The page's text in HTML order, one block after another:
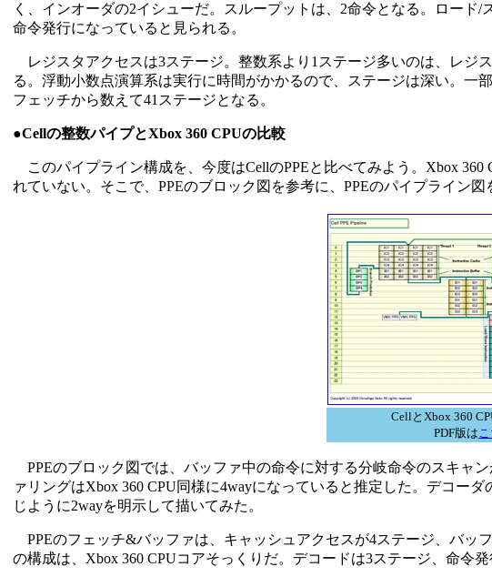
く、インオーダの2イシューだ。スループットは、2命令となる。ロー
命令発行になっていると見られる。
レジスタアクセスは3ステージ。整数系より1ステージ多いのは、レジ
る。浮動小数点演算系は実行に時間がかかるので、ステージは深い。一
フェッチから数えて41ステージとなる。
●Cellの整数パイプとXbox 360 CPUの比較
このパイプライン構成を、今度はCellのPPEと比べてみよう。Xbox
れていない。そこで、PPEのブロック図を参考に、PPEのパイプライン図
CellとXbox 360
PDF版は
PPEのブロック図では、バッファ中の命令に対する分岐命令のスキャ
ァリングはXbox 360 CPU同様に4wayになっていると推定した。デコー
じように2wayを明示して描いてみた。
PPEのフェッチ&バッファは、キャッシュアクセスが4ステージ、バッ
の構成は、Xbox 360 CPUコアそっくりだ。デコードは3ステージ、命令